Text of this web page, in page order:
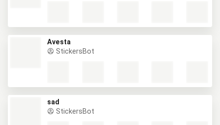
Avesta
StickersBot
sad
StickersBot